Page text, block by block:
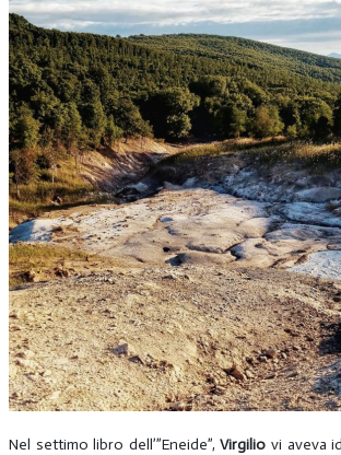
Nel settimo libro dell’”Eneide”,Virgilio vi aveva